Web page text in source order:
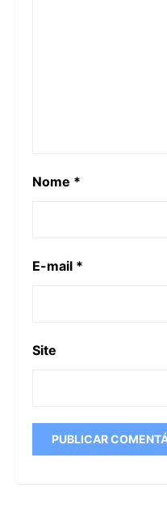
Nome *
E-mail *
Site